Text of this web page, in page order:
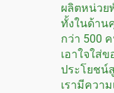
ผลิตหน่วย
ทั้งในด้าน
กว่า 500
เอาใจใส่
ประโยชน์
เรามีควา